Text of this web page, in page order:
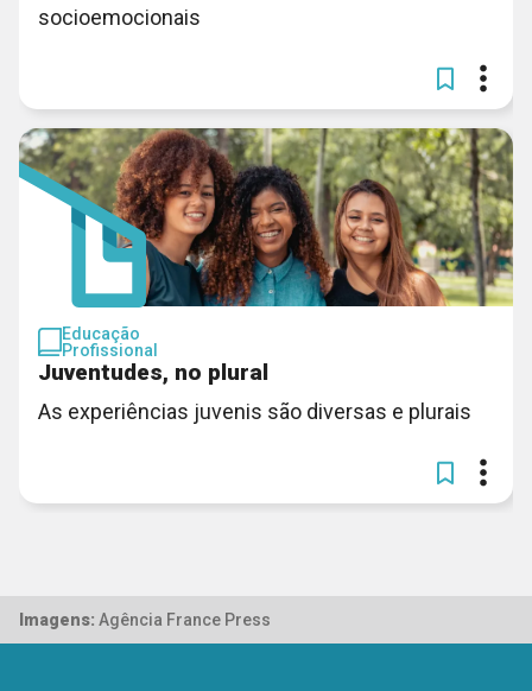
socioemocionais
Educação
Profissional
Juventudes, no plural
As experiências juvenis são diversas e plurais
Imagens: Agência France Press